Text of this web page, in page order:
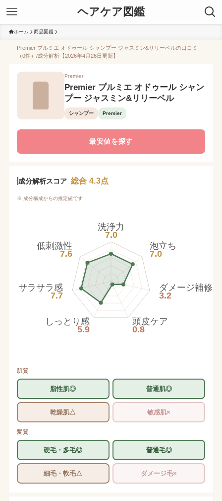
ヘアケア図鑑
ホーム 商品図鑑
Premier プルミエ オドゥール シャンプー ジャスミン&リリーベルの口コミ
（0件）/成分解析【2026年4月26日更新】
Premier
Premier プルミエ オドゥール シャン
プー ジャスミン&リリーベル
シャンプー Premier
最安値を探す
成分解析スコア 総合 4.3点
※ 成分構成からの推定値です
洗浄力
7.0
泡立ち
7.0
ダメージ補修
3.2
頭皮ケア
0.8
しっとり感
5.9
サラサラ感
7.7
低刺激性
7.6
肌質
脂性肌◎ 普通肌◎
乾燥肌△ 敏感肌×
髪質
硬毛・多毛◎ 普通毛◎
細毛・軟毛△ ダメージ毛×